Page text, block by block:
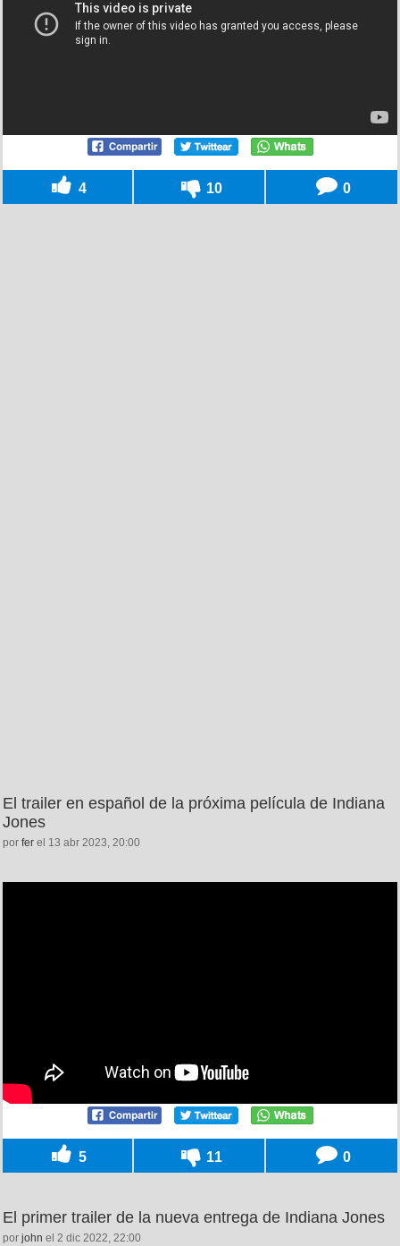
4 10 0
El trailer en español de la próxima película de Indiana
Jones
por fer el 13 abr 2023, 20:00
5 11 0
El primer trailer de la nueva entrega de Indiana Jones
por john el 2 dic 2022, 22:00